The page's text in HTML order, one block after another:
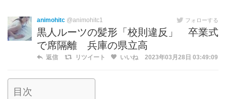
animohitc @animohitc1 フォローする
黒人ルーツの髪形「校則違反」 卒業式
で席隔離 兵庫の県立高
返信 リツイート いいね 2023年03月28日 03:49:09
目次